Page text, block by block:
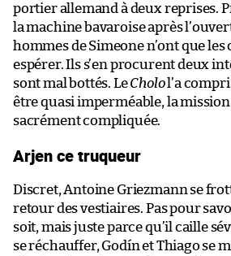
portier allemand à deux reprises.
la machine bavaroise après
hommes de Simeone n’ont que
espérer. Ils s’en procurent deux
sont mal bottés. LeCholol’a
être quasi imperméable, la mission
sacrément compliquée.
Arjen ce truqueur
Discret, Antoine Griezmann se
retour des vestiaires. Pas pour
soit, mais juste parce qu’il caille
se réchauffer, Godín et Thiago se